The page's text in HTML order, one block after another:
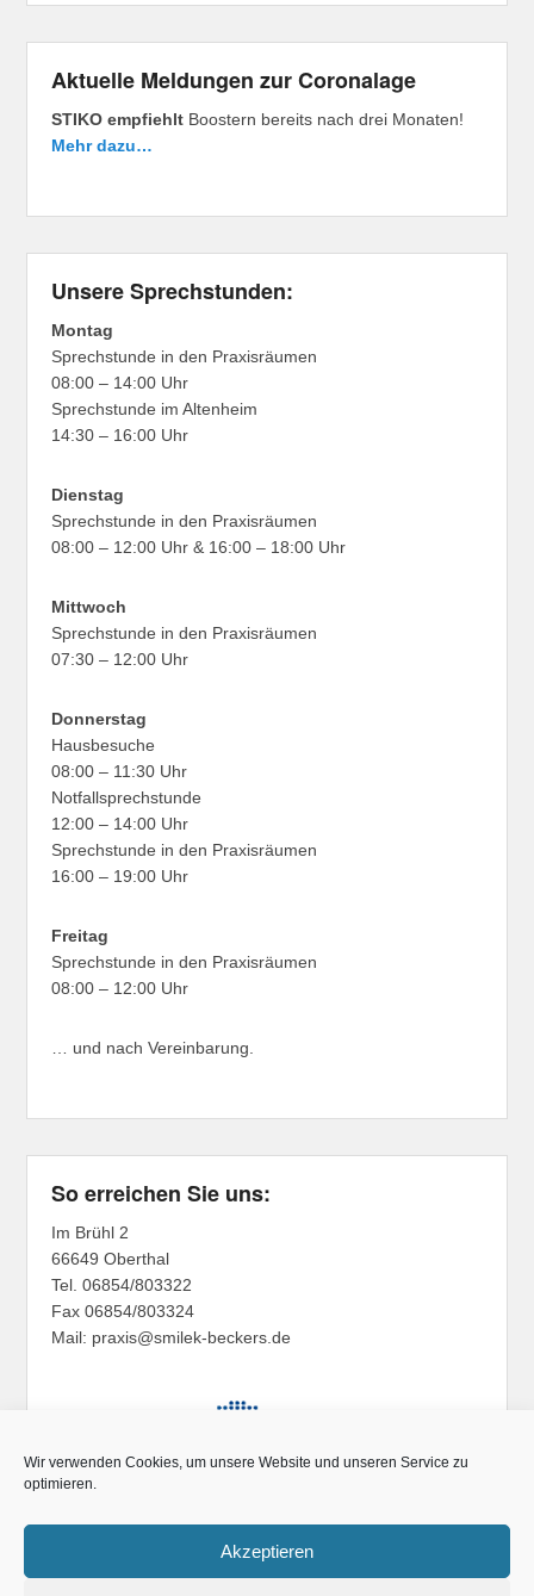
Wir verwenden Cookies, um unsere Website und unseren Service zu
optimieren.
Akzeptieren
Aktuelle Meldungen zur Coronalage
STIKO empfiehlt Boostern bereits nach drei Monaten!
Mehr dazu…
Unsere Sprechstunden:
Montag
Sprechstunde in den Praxisräumen
08:00 – 14:00 Uhr
Sprechstunde im Altenheim
14:30 – 16:00 Uhr
Dienstag
Sprechstunde in den Praxisräumen
08:00 – 12:00 Uhr & 16:00 – 18:00 Uhr
Mittwoch
Sprechstunde in den Praxisräumen
07:30 – 12:00 Uhr
Donnerstag
Hausbesuche
08:00 – 11:30 Uhr
Notfallsprechstunde
12:00 – 14:00 Uhr
Sprechstunde in den Praxisräumen
16:00 – 19:00 Uhr
Freitag
Sprechstunde in den Praxisräumen
08:00 – 12:00 Uhr
… und nach Vereinbarung.
So erreichen Sie uns:
Im Brühl 2
66649 Oberthal
Tel. 06854/803322
Fax 06854/803324
Mail: praxis@smilek-beckers.de